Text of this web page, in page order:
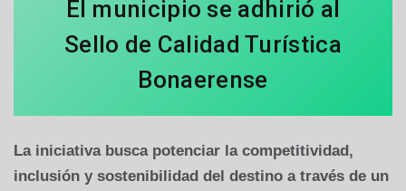
El municipio se adhirió al
Sello de Calidad Turística
Bonaerense
La iniciativa busca potenciar la competitividad,
inclusión y sostenibilidad del destino a través de un